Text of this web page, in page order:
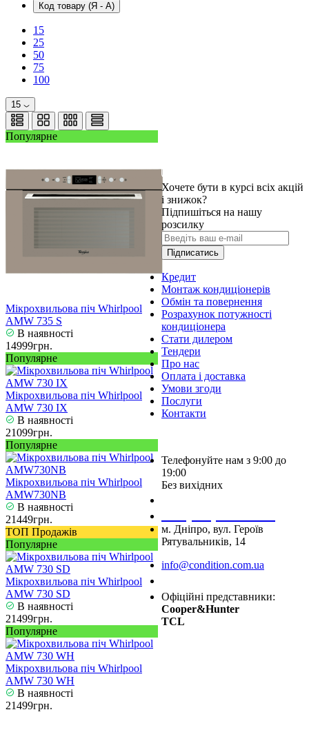
Код товару (Я - А)
15
25
50
75
100
15
Популярне
Мікрохвильова піч Whirlpool
AMW 735 S
В наявності
14999грн.
Популярне
Мікрохвильова піч Whirlpool
AMW 730 IX
В наявності
21099грн.
Популярне
Мікрохвильова піч Whirlpool
AMW730NB
В наявності
21449грн.
ТОП Продажів
Популярне
Мікрохвильова піч Whirlpool
AMW 730 SD
В наявності
21499грн.
Популярне
Мікрохвильова піч Whirlpool
AMW 730 WH
В наявності
21499грн.
Хочете бути в курсі всіх акцій
і знижок?
Підпишіться на нашу
розсилку
Підписатись
Кредит
Монтаж кондиціонерів
Обмін та повернення
Розрахунок потужності
кондиціонера
Стати дилером
Тендери
Про нас
Оплата і доставка
Умови згоди
Послуги
Контакти
Телефонуйте нам з 9:00 до
19:00
Без вихідних
м. Дніпро, вул. Героїв
Рятувальників, 14
info@condition.com.ua
Офіційні представники:
Cooper&Hunter
TCL